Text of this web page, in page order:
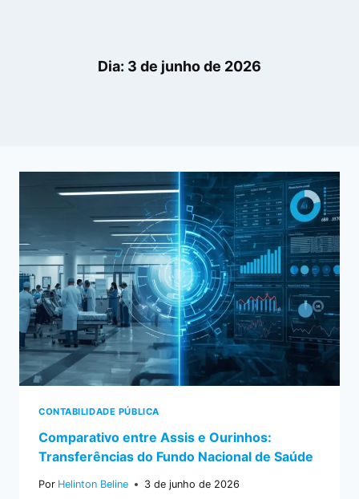
Dia: 3 de junho de 2026
CONTABILIDADE PÚBLICA
Comparativo entre Assis e Ourinhos:
Transferências do Fundo Nacional de Saúde
Por Helinton Beline 3 de junho de 2026